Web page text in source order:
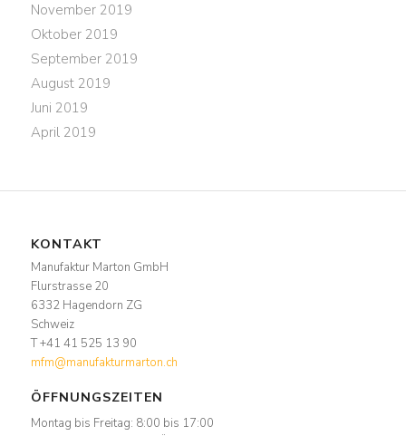
November 2019
Oktober 2019
September 2019
August 2019
Juni 2019
April 2019
KONTAKT
Manufaktur Marton GmbH
Flurstrasse 20
6332 Hagendorn ZG
Schweiz
T +41 41 525 13 90
mfm@manufakturmarton.ch
ÖFFNUNGSZEITEN
Montag bis Freitag: 8:00 bis 17:00